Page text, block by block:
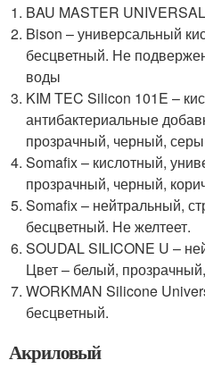
BAU MASTER
Bison – универсальный
бесцветный. Не
воды
KIM TEC Silicon 101E –
антибактериальные
прозрачный, черный,
Somafix – кислотный,
прозрачный, черный,
Somafix – нейтральный,
бесцветный. Не желтеет.
SOUDAL SILICONE U –
Цвет – белый,
WORKMAN Silicone
бесцветный.
Акриловый